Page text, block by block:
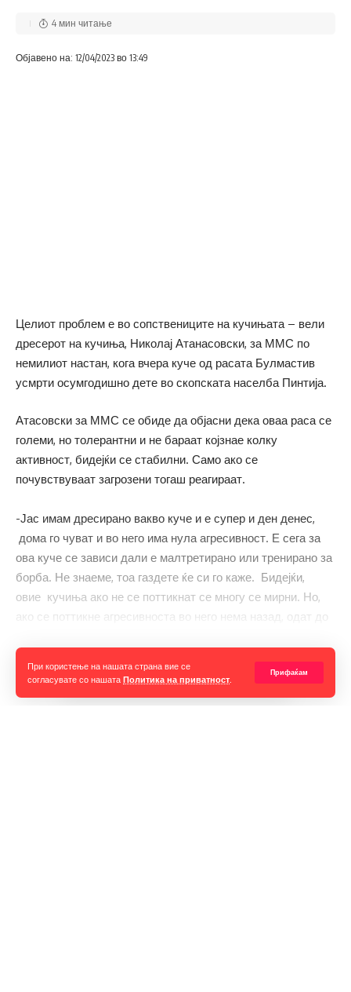
При користење на нашата страна вие се
согласувате со нашата Политика на приватност
Прифаќам
Објавено на: 12/04/2023 во 13:49
4 мин читање
Целиот проблем е во сопствениците на кучињата – вели
дресерот на кучиња, Николај Атанасовски, за ММС по
немилиот настан, кога вчера куче од расата Булмастив
усмрти осумгодишно дете во скопската населба Пинтија.
Атасовски за ММС се обиде да објасни дека оваа раса се
големи, но толерантни и не бараат којзнае колку
активност, бидејќи се стабилни. Само ако се
почувствуваат загрозени тогаш реагираат.
-Јас имам дресирано вакво куче и е супер и ден денес,
дома го чуват и во него има нула агресивност. Е сега за
ова куче се зависи дали е малтретирано или тренирано за
борба. Не знаеме, тоа газдете ќе си го каже. Бидејќи,
овие кучиња ако не се поттикнат се многу се мирни. Но,
ако се поттикне агресивноста во него нема назад, одат до
нивната големина може да стаса и до 80 килограми ако е
машко.
Прочитај ја целата вест